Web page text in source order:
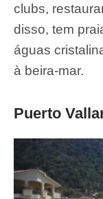
clubs,
disso, tem
águas
à beira-mar.
Puerto